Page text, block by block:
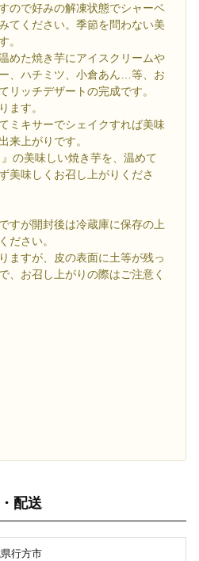
ので好みの解凍状態でシャーベ
てください。季節を問わない美
。
めた焼き芋にアイスクリームや
、ハチミツ、小倉あん…等、お
リッチデザートの完成です。
ます。
ミキサーでシェイクすれば美味
来上がりです。
の美味しい焼き芋を、温めて
美味しくお召し上がりくださ
すが開封後は冷蔵庫に保存の上
ださい。
ますが、皮の表面に土等が残っ
、お召し上がりの際はご注意く
配送
行方市